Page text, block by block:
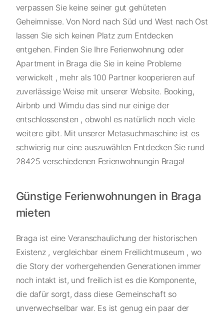
verpassen Sie keine seiner gut gehüteten
Geheimnisse. Von Nord nach Süd und West nach Ost
lassen Sie sich keinen Platz zum Entdecken
entgehen. Finden Sie Ihre Ferienwohnung oder
Apartment in Braga die Sie in keine Probleme
verwickelt , mehr als 100 Partner kooperieren auf
zuverlässige Weise mit unserer Website. Booking,
Airbnb und Wimdu das sind nur einige der
entschlossensten , obwohl es natürlich noch viele
weitere gibt. Mit unserer Metasuchmaschine ist es
schwierig nur eine auszuwählen Entdecken Sie rund
28425 verschiedenen Ferienwohnungin Braga!
Günstige Ferienwohnungen in Braga
mieten
Braga ist eine Veranschaulichung der historischen
Existenz , vergleichbar einem Freilichtmuseum , wo
die Story der vorhergehenden Generationen immer
noch intakt ist, und freilich ist es die Komponente,
die dafür sorgt, dass diese Gemeinschaft so
unverwechselbar war. Es ist genug ein paar der